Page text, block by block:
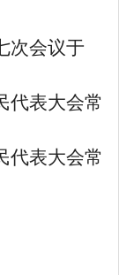
次会议于
代表大会常
代表大会常